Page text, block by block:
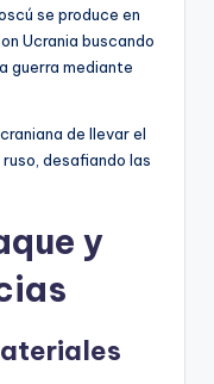
se produce en
Ucrania buscando
guerra mediante
de llevar el
desafiando las
y